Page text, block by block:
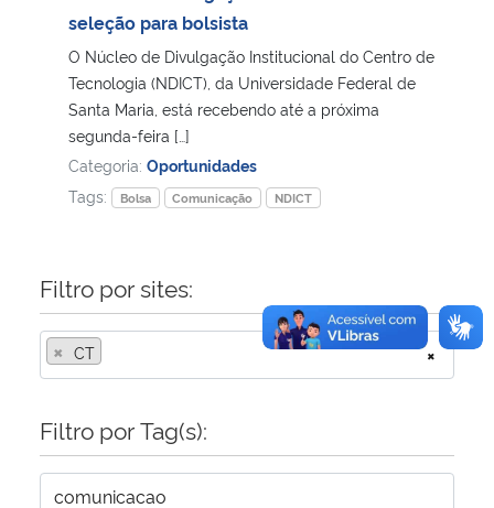
seleção para bolsista
O Núcleo de Divulgação Institucional do Centro de
Tecnologia (NDICT), da Universidade Federal de
Santa Maria, está recebendo até a próxima
segunda-feira […]
Categoria: Oportunidades
Tags:
Bolsa Comunicação NDICT
Filtro por sites:
×
× CT
Filtro por Tag(s):